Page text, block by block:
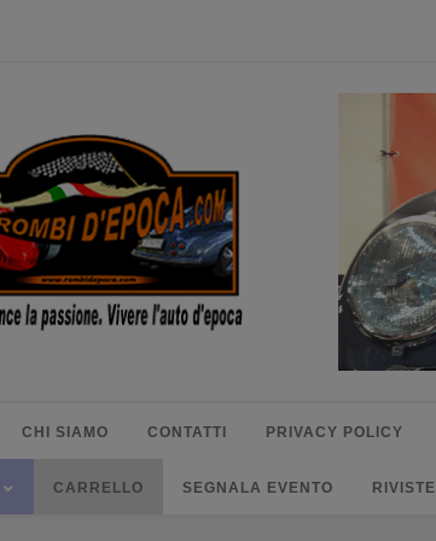
CHI SIAMO CONTATTI PRIVACY POLICY
CARRELLO SEGNALA EVENTO RIVISTE